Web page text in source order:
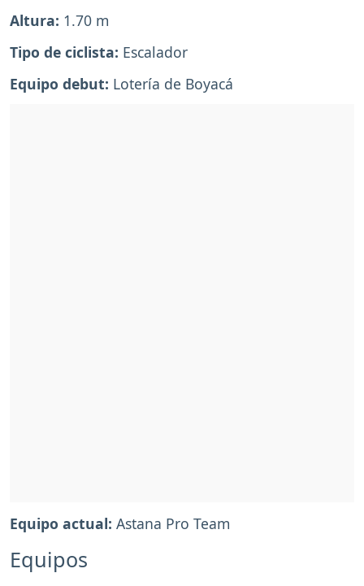
Altura: 1.70 m
Tipo de ciclista: Escalador
Equipo debut: Lotería de Boyacá
Equipo actual: Astana Pro Team
Equipos